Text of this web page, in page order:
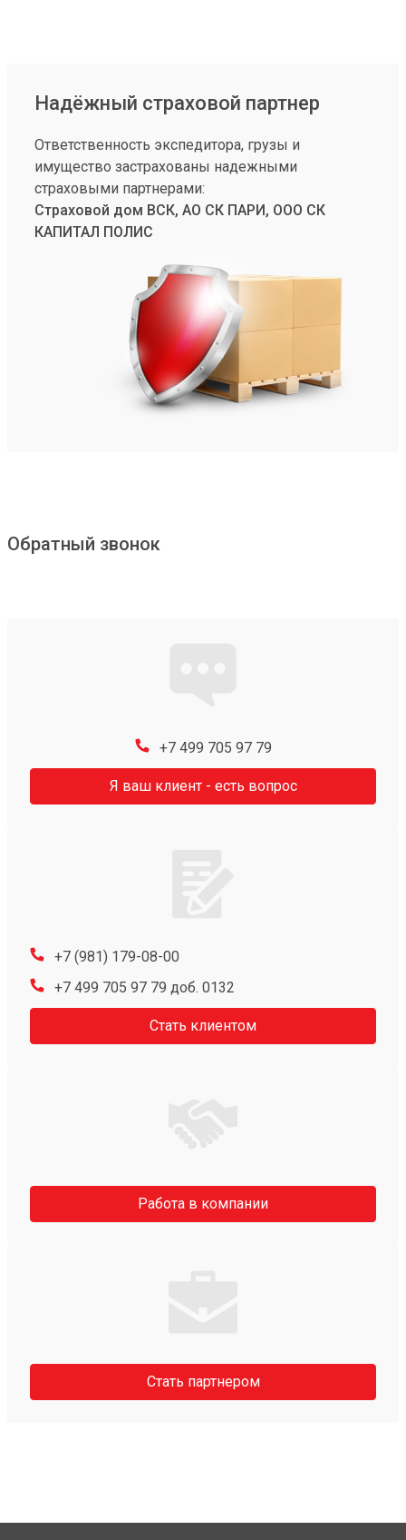
Надёжный страховой партнер
Ответственность экспедитора, грузы и
имущество застрахованы надежными
страховыми партнерами:
Страховой дом ВСК, АО СК ПАРИ, ООО СК
КАПИТАЛ ПОЛИС
Обратный звонок
+7 499 705 97 79
Я ваш клиент - есть вопрос
+7 (981) 179-08-00
+7 499 705 97 79 доб. 0132
Стать клиентом
Работа в компании
Стать партнером